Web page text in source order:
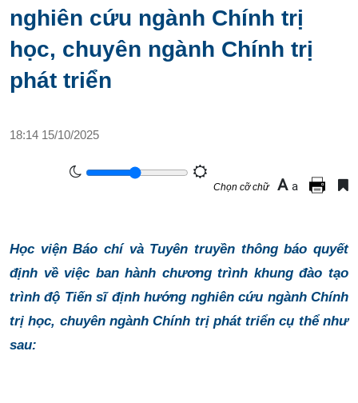
nghiên cứu ngành Chính trị
học, chuyên ngành Chính trị
phát triển
18:14 15/10/2025
Chọn cỡ chữ A a
Học viện Báo chí và Tuyên truyền thông báo quyết
định về việc ban hành chương trình khung đào tạo
trình độ Tiến sĩ định hướng nghiên cứu ngành Chính
trị học, chuyên ngành Chính trị phát triển cụ thể như
sau: